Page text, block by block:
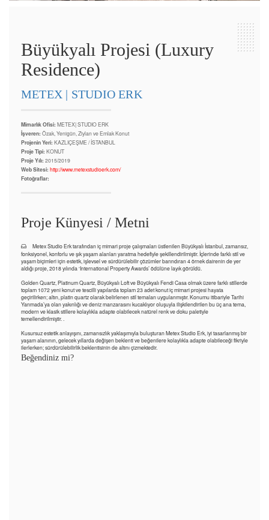
Büyükyalı Projesi (Luxury
Residence)
METEX | STUDIO ERK
Mimarlık Ofisi: METEX| STUDIO ERK
İşveren: Özak, Yenigün, Ziylan ve Emlak Konut
Projenin Yeri: KAZLIÇEŞME / İSTANBUL
Proje Tipi: KONUT
Proje Yılı: 2015/2019
Web Sitesi: http://www.metexstudioerk.com/
Fotoğraflar:
Proje Künyesi / Metni
Metex Studio Erk tarafından iç mimari proje çalışmaları üstlenilen Büyükyalı İstanbul, zamansız,
fonksiyonel, konforlu ve şık yaşam alanları yaratma hedefiyle şekillendirilmiştir. İçlerinde farklı stil ve
yaşam biçimleri için estetik, işlevsel ve sürdürülebilir çözümler barındıran 4 örnek dairenin de yer
aldığı proje, 2018 yılında ‘International Property Awards’ ödülüne layık görüldü.
Golden Quartz, Platinum Quartz, Büyükyalı Loft ve Büyükyalı Fendi Casa olmak üzere farklı stillerde
toplam 1072 yeni konut ve tescilli yapılarda toplam 23 adet konut iç mimari projesi hayata
geçirilirken; altın, platin quartz olarak belirlenen stil temaları uygulanmıştır. Konumu itibariyle Tarihi
Yarımada’ya olan yakınlığı ve deniz manzarasını kucaklıyor oluşuyla ilişkilendirilen bu üç ana tema,
modern ve klasik stillere kolaylıkla adapte olabilecek natürel renk ve doku paletiyle
temellendirilmiştir. .
Kusursuz estetik anlayışını, zamansızlık yaklaşımıyla buluşturan Metex Studio Erk, iyi tasarlanmış bir
yaşam alanının, gelecek yıllarda değişen beklenti ve beğenilere kolaylıkla adapte olabileceği fikriyle
ilerlerken; sürdürülebilirlik beklentisinin de altını çizmektedir.
Beğendiniz mi?